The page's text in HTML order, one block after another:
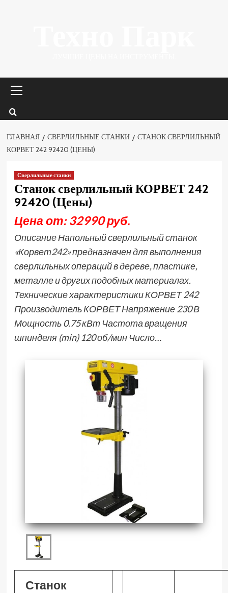
меню
ГЛАВНАЯ СВЕРЛИЛЬНЫЕ СТАНКИ
СТАНОК СВЕРЛИЛЬНЫЙ
КОРВЕТ 242 92420 (ЦЕНЫ)
Сверлильные станки
Станок сверлильный КОРВЕТ 242
92420 (Цены)
Цена от: 32990 руб.
Описание Напольный сверлильный станок
«Корвет242» предназначен для выполнения
сверлильных операций в дереве, пластике,
металле и других подобных материалах.
Технические характеристики КОРВЕТ 242
Производитель КОРВЕТ Напряжение 230 В
Мощность 0.75 кВт Частота вращения
шпинделя (min) 120 об/мин Число…
Станок